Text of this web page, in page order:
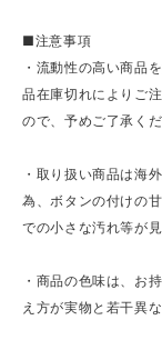
■注意事項
・流動性の高い商品
品在庫切れによりご
ので、予めご了承くだ
・取り扱い商品は海
為、ボタンの付けの
での小さな汚れ等が
・商品の色味は、お
え方が実物と若干異